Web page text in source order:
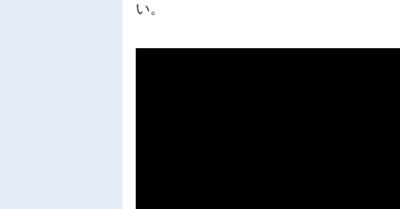
い。